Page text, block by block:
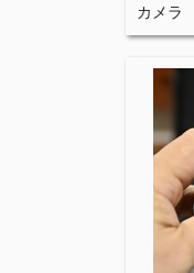
カメラ